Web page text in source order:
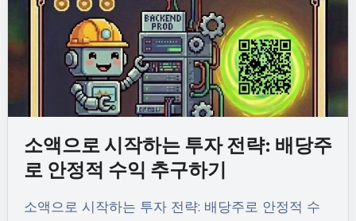
소액으로 시작하는 투자 전략: 배당주
로 안정적 수익 추구하기
소액으로 시작하는 투자 전략: 배당주로 안정적 수